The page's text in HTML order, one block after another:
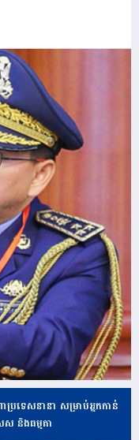
ប្រទេសនានា សម្រាប់អ្នកកាន់
ស និងធម្មតា